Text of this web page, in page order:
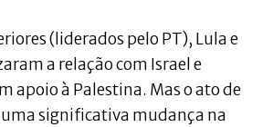
(liderados pelo PT), Lula e
a relação com Israel e
apoio à Palestina. Mas o ato de
significativa mudança na